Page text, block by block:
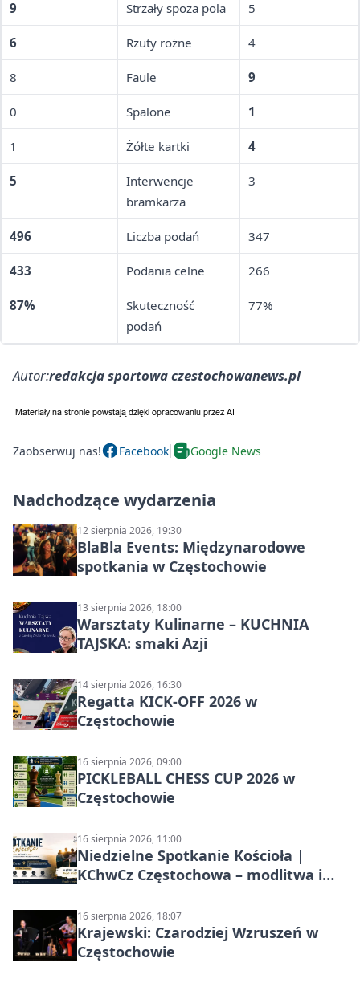
9 Strzały spoza pola 5
6 Rzuty rożne 4
8 Faule 9
0 Spalone 1
1 Żółte kartki 4
5
Interwencje
bramkarza
3
496 Liczba podań 347
433 Podania celne 266
87%
Skuteczność
podań
77%
Autor:redakcja sportowa czestochowanews.pl
Zaobserwuj nas! Facebook Google News
Nadchodzące wydarzenia
12 sierpnia 2026, 19:30
BlaBla Events: Międzynarodowe
spotkania w Częstochowie
13 sierpnia 2026, 18:00
Warsztaty Kulinarne – KUCHNIA
TAJSKA: smaki Azji
14 sierpnia 2026, 16:30
Regatta KICK-OFF 2026 w
Częstochowie
16 sierpnia 2026, 09:00
PICKLEBALL CHESS CUP 2026 w
Częstochowie
16 sierpnia 2026, 11:00
Niedzielne Spotkanie Kościoła |
KChwCz Częstochowa – modlitwa i
16 sierpnia 2026, 18:07
Krajewski: Czarodziej Wzruszeń w
Częstochowie